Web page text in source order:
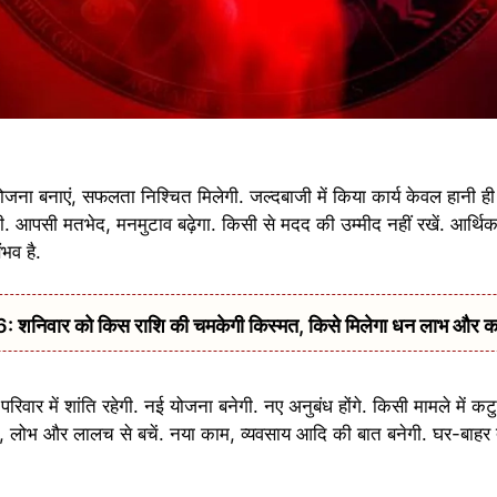
बनाएं, सफलता निश्चित मिलेगी. जल्दबाजी में किया कार्य केवल हानी ही
मतभेद, मनमुटाव बढ़ेगा. किसी से मदद की उम्मीद नहीं रखें. आर्थिक
है.
को किस राशि की चमकेगी किस्मत, किसे मिलेगा धन लाभ और
में शांति रहेगी. नई योजना बनेगी. नए अनुबंध होंगे. किसी मामले
और लालच से बचें. नया काम, व्यवसाय आदि की बात बनेगी. घर-बाहर